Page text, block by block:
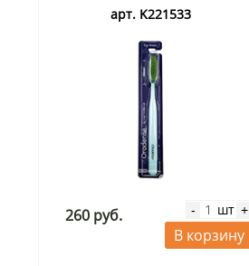
арт. K221533
260 руб. - шт +
В корзину